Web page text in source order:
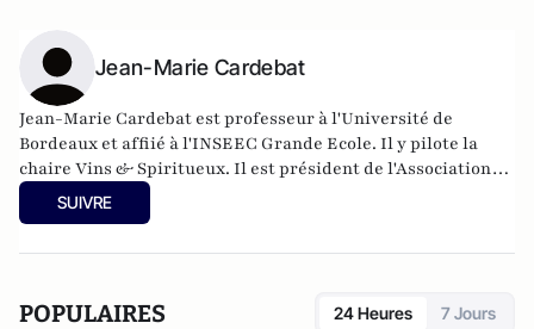
Jean-Marie Cardebat
Jean-Marie Cardebat est professeur à l'Université de
Bordeaux et affiié à l'INSEEC Grande Ecole. Il y pilote la
chaire Vins & Spiritueux. Il est président de l'Association
européenne des économistes du vin (EuAWE), membre de la
délégation française à l'Organisation internationale de la
SUIVRE
POPULAIRES 24 Heures 7 Jours